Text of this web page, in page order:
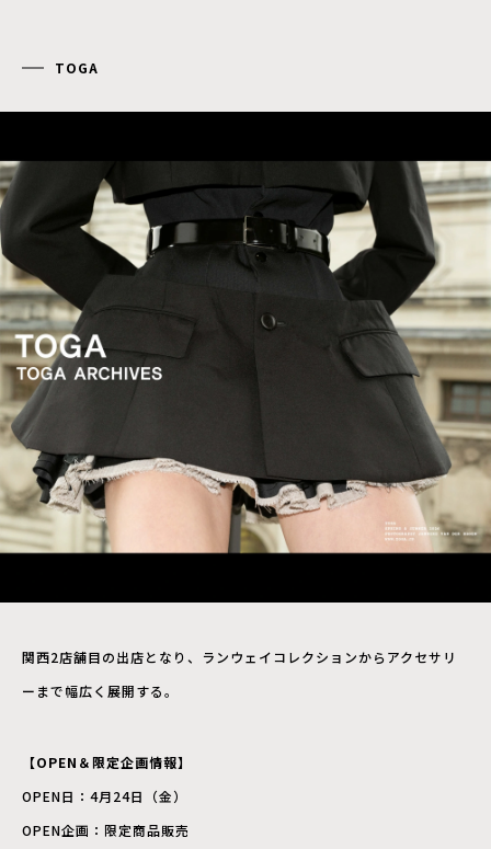
TOGA
関西2店舗目の出店となり、ランウェイコレクションからアクセサリ
ーまで幅広く展開する。
【OPEN＆限定企画情報】
OPEN日：4月24日（金）
OPEN企画：限定商品販売